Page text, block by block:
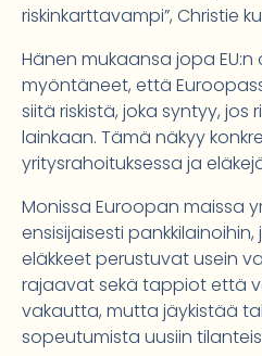
riskinkarttavampi”, Christie
Hänen mukaansa jopa
myöntäneet, että
siitä riskistä, joka syntyy, jos
lainkaan. Tämä näkyy
yritysrahoituksessa ja
Monissa Euroopan maissa
ensisijaisesti
eläkkeet perustuvat usein
rajaavat sekä tappiot että
vakautta, mutta jäykistää
sopeutumista uusiin